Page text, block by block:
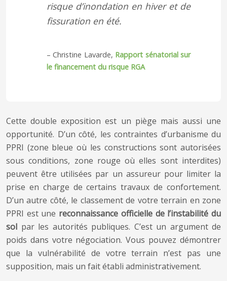
risque d’inondation en hiver et de
fissuration en été.
– Christine Lavarde, Rapport sénatorial sur
le financement du risque RGA
Cette double exposition est un piège mais aussi une
opportunité. D’un côté, les contraintes d’urbanisme du
PPRI (zone bleue où les constructions sont autorisées
sous conditions, zone rouge où elles sont interdites)
peuvent être utilisées par un assureur pour limiter la
prise en charge de certains travaux de confortement.
D’un autre côté, le classement de votre terrain en zone
PPRI est une reconnaissance officielle de l’instabilité du
sol par les autorités publiques. C’est un argument de
poids dans votre négociation. Vous pouvez démontrer
que la vulnérabilité de votre terrain n’est pas une
supposition, mais un fait établi administrativement.